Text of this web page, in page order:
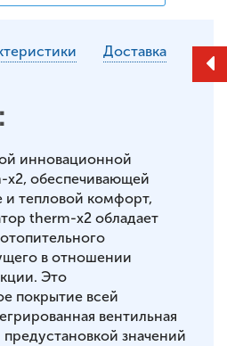
Доставка
инновационной
x2, обеспечивающей
тепловой комфорт,
therm-x2 обладает
в отношении
Это
покрытие всей
вентильная
предустановкой значений